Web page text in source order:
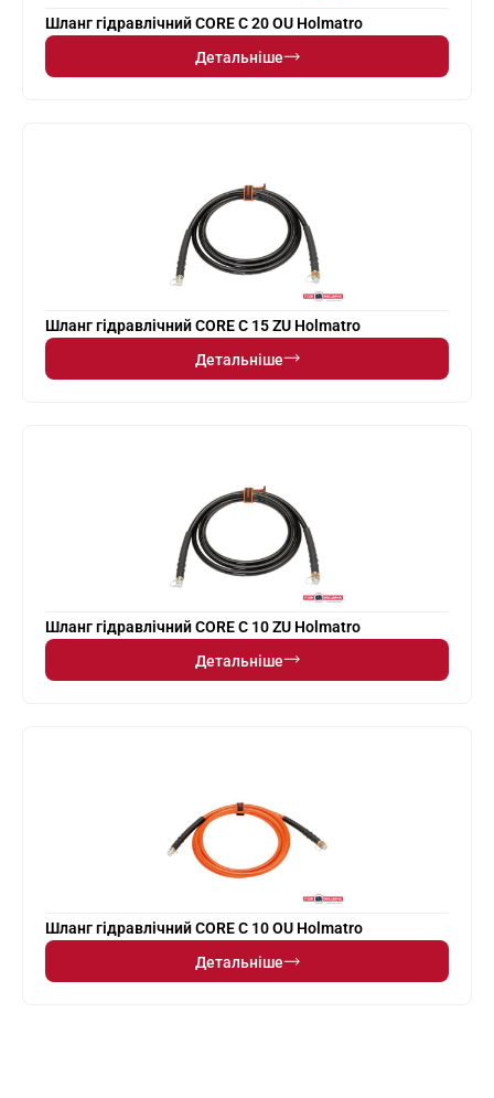
Шланг гідравлічний CORE C 20 OU Holmatro
Детальніше
Шланг гідравлічний CORE C 15 ZU Holmatro
Детальніше
Шланг гідравлічний CORE C 10 ZU Holmatro
Детальніше
Шланг гідравлічний CORE C 10 OU Holmatro
Детальніше